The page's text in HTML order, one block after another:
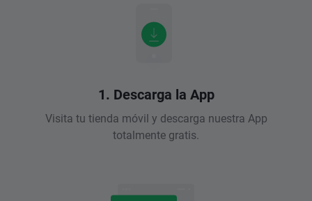
1. Descarga la App
Visita tu tienda móvil y descarga nuestra App
totalmente gratis.